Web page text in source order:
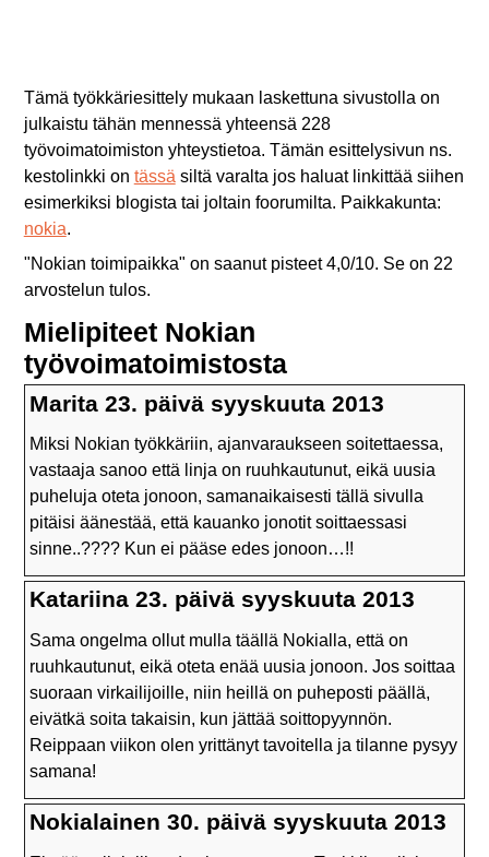
Tämä työkkäriesittely mukaan laskettuna sivustolla on
julkaistu tähän mennessä yhteensä 228
työvoimatoimiston yhteystietoa. Tämän esittelysivun ns.
kestolinkki on tässä siltä varalta jos haluat linkittää siihen
esimerkiksi blogista tai joltain foorumilta. Paikkakunta:
nokia.
"Nokian toimipaikka" on saanut pisteet4,0/10. Se on 22
arvostelun tulos.
Mielipiteet Nokian
työvoimatoimistosta
Marita 23. päivä syyskuuta 2013
Miksi Nokian työkkäriin, ajanvaraukseen soitettaessa,
vastaaja sanoo että linja on ruuhkautunut, eikä uusia
puheluja oteta jonoon, samanaikaisesti tällä sivulla
pitäisi äänestää, että kauanko jonotit soittaessasi
sinne..???? Kun ei pääse edes jonoon…!!
Katariina 23. päivä syyskuuta 2013
Sama ongelma ollut mulla täällä Nokialla, että on
ruuhkautunut, eikä oteta enää uusia jonoon. Jos soittaa
suoraan virkailijoille, niin heillä on puheposti päällä,
eivätkä soita takaisin, kun jättää soittopyynnön.
Reippaan viikon olen yrittänyt tavoitella ja tilanne pysyy
samana!
Nokialainen 30. päivä syyskuuta 2013